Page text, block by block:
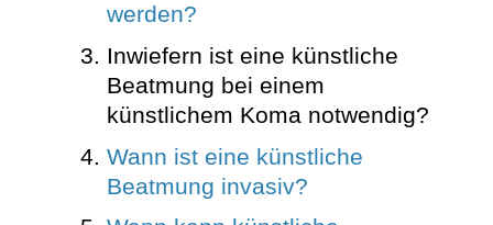
werden?
Inwiefern ist eine künstliche
Beatmung bei einem
künstlichem Koma notwendig?
Wann ist eine künstliche
Beatmung invasiv?